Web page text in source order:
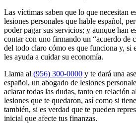
Las víctimas saben que lo que necesitan
lesiones personales que hable español,
poder pagar sus servicios; y aunque han
contar con uno firmando un “acuerdo de
del todo claro cómo es que funciona y, si
les ayuda a cuidar su economía.
Llama al (956) 300-0000 y te dará una
español, un abogado de lesiones
aclarar todas las dudas, tanto en relación
lesiones que te quedaron, así como si
también, si es verdad que te pueden
inicial que afecte tus finanzas.